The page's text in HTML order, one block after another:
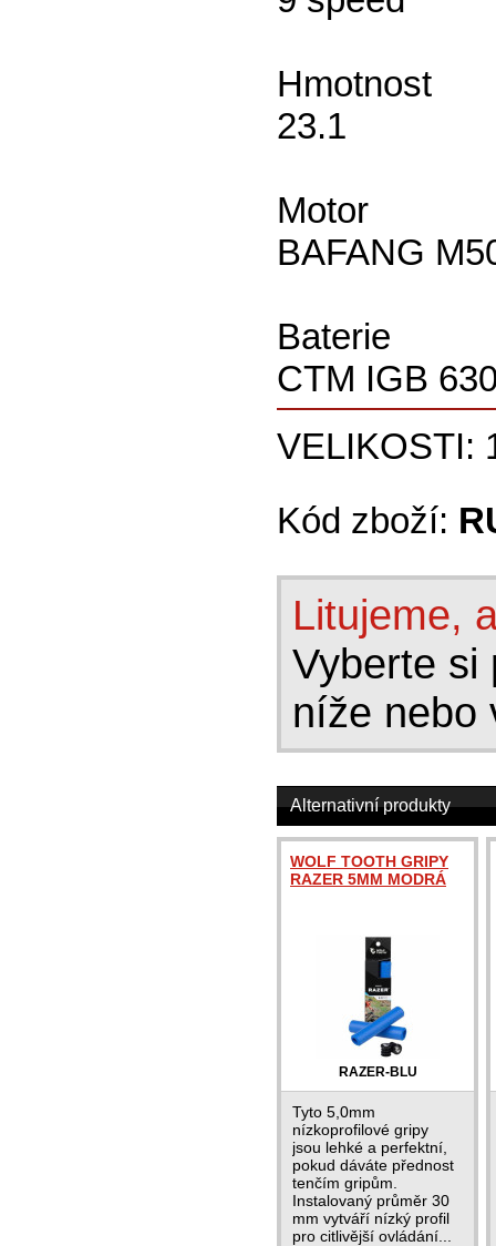
Hmotnost
23.1
Motor
BAFANG
Baterie
CTM IGB
VELIKOSTI:
Kód zboží:
Litujeme,
Vyberte si
níže nebo
Alternativní produkty
WOLF TOOTH GRIPY
RAZER 5MM MODRÁ
RAZER-BLU
Tyto 5,0mm
nízkoprofilové gripy
jsou lehké a perfektní,
pokud dáváte přednost
tenčím gripům.
Instalovaný průměr 30
mm vytváří nízký profil
pro citlivější ovládání...